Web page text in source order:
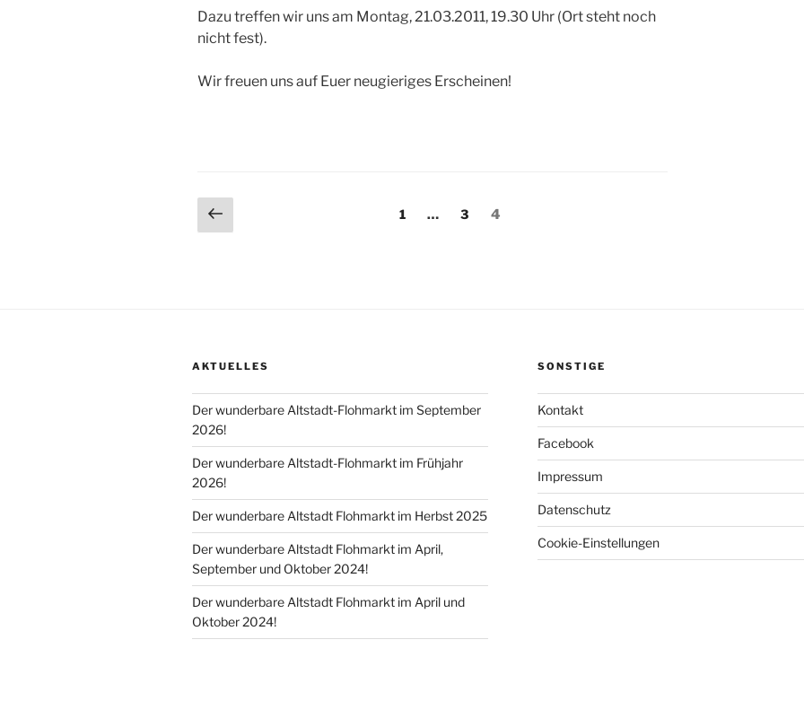
Dazu treffen wir uns am Montag, 21.03.2011, 19.30 Uhr (Ort steht noch
nicht fest).
Wir freuen uns auf Euer neugieriges Erscheinen!
Seitennummerierung
Vorherige
Seite
Seite
1 … Seite
3 Seite
4
AKTUELLES
Der wunderbare Altstadt-Flohmarkt im September
2026!
Der wunderbare Altstadt-Flohmarkt im Frühjahr
2026!
Der wunderbare Altstadt Flohmarkt im Herbst 2025
Der wunderbare Altstadt Flohmarkt im April,
September und Oktober 2024!
Der wunderbare Altstadt Flohmarkt im April und
Oktober 2024!
SONSTIGE
Kontakt
Facebook
Impressum
Datenschutz
Cookie-Einstellungen